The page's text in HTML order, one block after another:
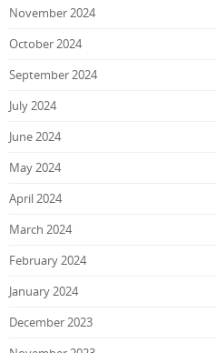
November 2024
October 2024
September 2024
July 2024
June 2024
May 2024
April 2024
March 2024
February 2024
January 2024
December 2023